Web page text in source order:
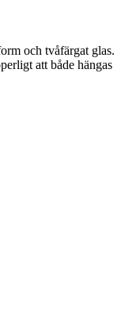
och tvåfärgat glas.
att både hängas